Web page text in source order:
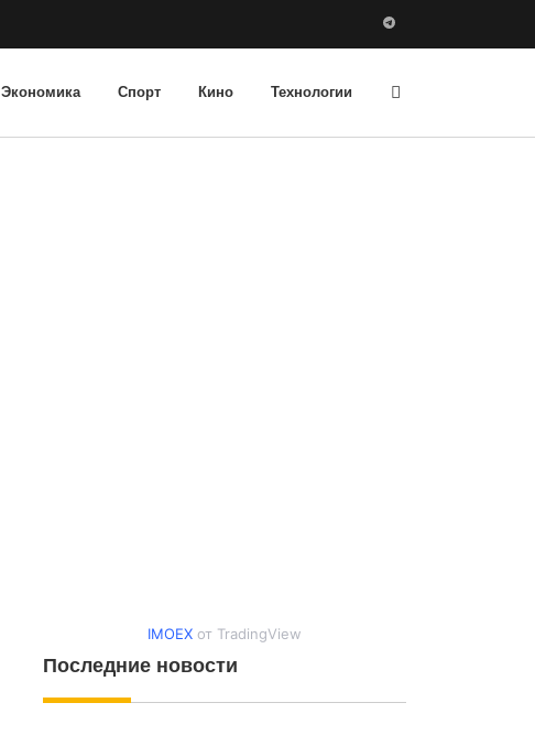
Экономика Спорт Кино Технологии
IMOEX от TradingView
Последние новости